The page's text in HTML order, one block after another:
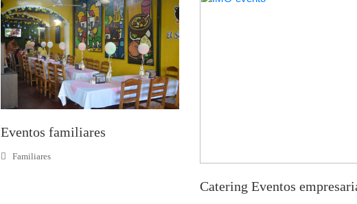
Eventos familiares
Familiares
Catering Eventos